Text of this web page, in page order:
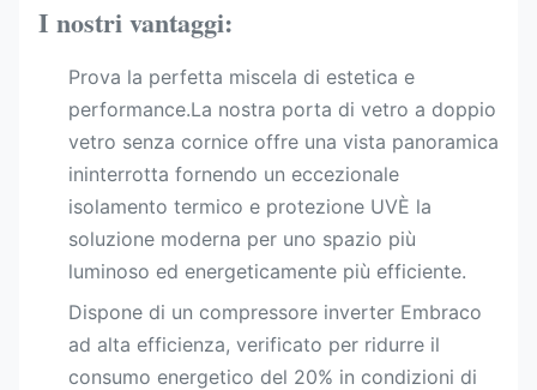
I nostri vantaggi:
Prova la perfetta miscela di estetica e
performance.La nostra porta di vetro a doppio
vetro senza cornice offre una vista panoramica
ininterrotta fornendo un eccezionale
isolamento termico e protezione UVÈ la
soluzione moderna per uno spazio più
luminoso ed energeticamente più efficiente.
Dispone di un compressore inverter Embraco
ad alta efficienza, verificato per ridurre il
consumo energetico del 20% in condizioni di